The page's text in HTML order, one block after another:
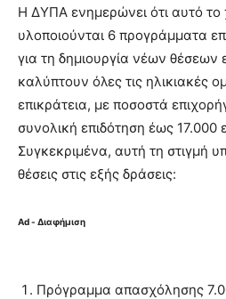
Η ΔΥΠΑ ενημερώνει ότι αυτό το
υλοποιούνται 6 προγράμματα
για τη δημιουργία νέων θέσεων
καλύπτουν όλες τις ηλικιακές
επικράτεια, με ποσοστά
συνολική επιδότηση έως
Συγκεκριμένα, αυτή τη στιγμή
θέσεις στις εξής δράσεις:
Ad - Διαφήμιση
Πρόγραμμα απασχόλησης